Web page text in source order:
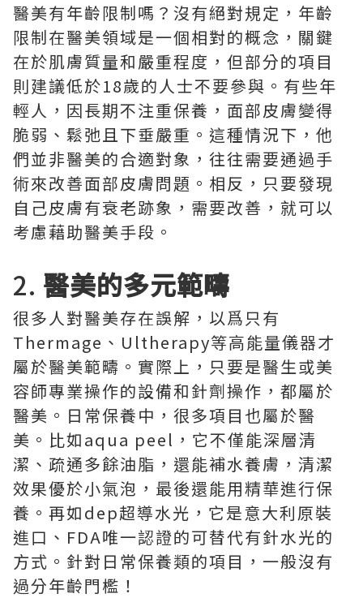
醫美有年齡限制嗎？沒有絕對規定，年齡
限制在醫美領域是一個相對的概念，關鍵
在於肌膚質量和嚴重程度，但部分的項目
則建議低於18歲的人士不要參與。有些年
輕人，因長期不注重保養，面部皮膚變得
脆弱、鬆弛且下垂嚴重。這種情況下，他
們並非醫美的合適對象，往往需要通過手
術來改善面部皮膚問題。相反，只要發現
自己皮膚有衰老跡象，需要改善，就可以
考慮藉助醫美手段。
2. 醫美的多元範疇
很多人對醫美存在誤解，以爲只有
Thermage、Ultherapy等高能量儀器才
屬於醫美範疇。實際上，只要是醫生或美
容師專業操作的設備和針劑操作，都屬於
醫美。日常保養中，很多項目也屬於醫
美。比如aqua peel，它不僅能深層清
潔、疏通多餘油脂，還能補水養膚，清潔
效果優於小氣泡，最後還能用精華進行保
養。再如dep超導水光，它是意大利原裝
進口、FDA唯一認證的可替代有針水光的
方式。針對日常保養類的項目，一般沒有
過分年齡門檻！